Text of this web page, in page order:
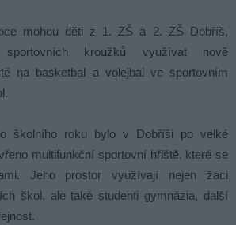
mohou děti z 1. ZŠ a 2. ZŠ Dobříš,
kroužků využívat nově
na basketbal a volejbal ve sportovním
školního roku bylo v Dobříši po velké
multifunkční sportovní hřiště, které se
Jeho prostor využívají nejen žáci
škol, ale také studenti gymnázia, další